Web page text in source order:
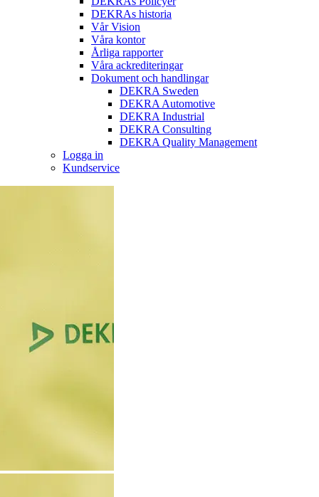
DEKRAs historia
Vår Vision
Våra kontor
Årliga rapporter
Våra ackrediteringar
Dokument och handlingar
DEKRA Sweden
DEKRA Automotive
DEKRA Industrial
DEKRA Consulting
DEKRA Quality Management
Logga in
Kundservice